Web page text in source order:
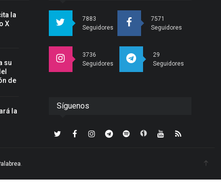
la
X
su
de
la
7883
Seguidores
7571
Seguidores
3736
Seguidores
29
Seguidores
Síguenos
.